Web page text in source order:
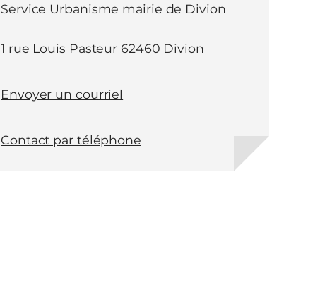
Service Urbanisme mairie de Divion
1 rue Louis Pasteur 62460 Divion
Envoyer un courriel
Contact par téléphone